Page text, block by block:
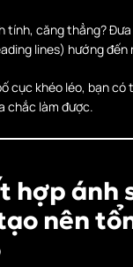
tính, căng thẳng?
lines) hướng đến
cục khéo léo, bạn
chắc làm được.
hợp ánh
nên